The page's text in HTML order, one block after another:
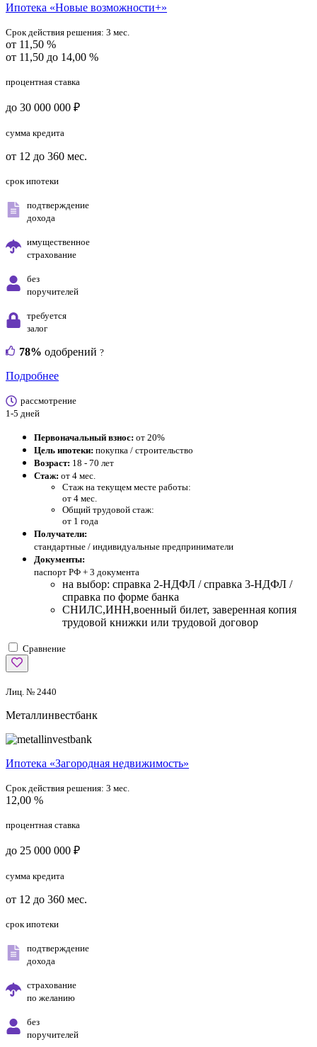
Ипотека «Новые возможности+»
Срок действия решения: 3 мес.
от 11,50 %
от 11,50 до 14,00 %
процентная ставка
до 30 000 000 ₽
сумма кредита
от 12 до 360 мес.
срок ипотеки
подтверждение
дохода
имущественное
страхование
без
поручителей
требуется
залог
78% одобрений ?
Подробнее
рассмотрение
1-5 дней
Первоначальный взнос: от 20%
Цель ипотеки: покупка / строительство
Возраст: 18 - 70 лет
Стаж: от 4 мес.
Стаж на текущем месте работы:
от 4 мес.
Общий трудовой стаж:
от 1 года
Получатели:
стандартные / индивидуальные предприниматели
Документы:
паспорт РФ + 3 документа
на выбор: справка 2-НДФЛ / справка 3-НДФЛ /
справка по форме банка
СНИЛС,ИНН,военный билет, заверенная копия
трудовой книжки или трудовой договор
Сравнение
Лиц. № 2440
Металлинвестбанк
Ипотека «Загородная недвижимость»
Срок действия решения: 3 мес.
12,00 %
процентная ставка
до 25 000 000 ₽
сумма кредита
от 12 до 360 мес.
срок ипотеки
подтверждение
дохода
страхование
по желанию
без
поручителей